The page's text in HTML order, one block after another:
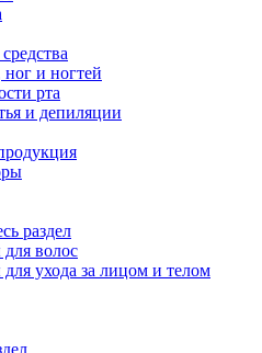
ног и ногтей
рта
и депиляции
раздел
волос
ухода за лицом и телом